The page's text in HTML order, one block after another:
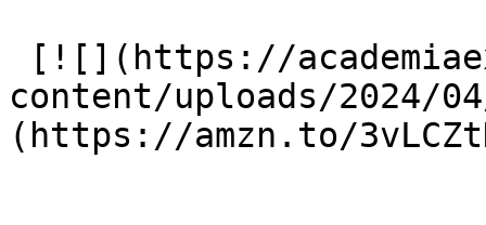
content/uploads/2024/
(https://amzn.to/